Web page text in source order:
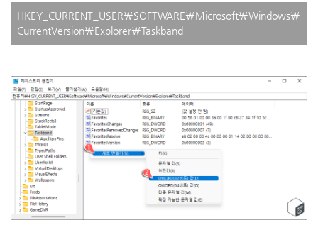
HKEY_CURRENT_USER\SOFTWARE\Microsoft\Windows\
CurrentVersion\Explorer\Taskband